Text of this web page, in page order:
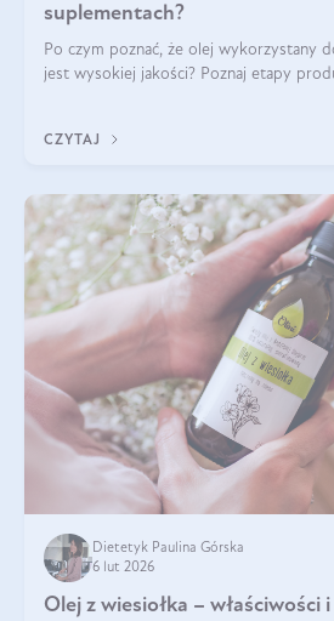
suplementach?
Po czym poznać, że olej wykorzystany
jest wysokiej jakości? Poznaj etapy
CZYTAJ
Dietetyk Paulina Górska
6 lut 2026
Olej z wiesiołka – właściwości